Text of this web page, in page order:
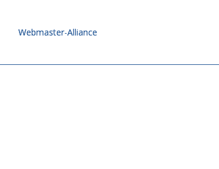
Webmaster-Alliance